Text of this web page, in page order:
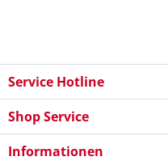
Service Hotline
Shop Service
Informationen